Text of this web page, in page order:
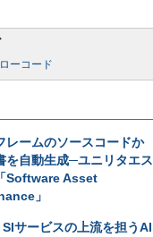
ローコード
レームのソースコードか
を自動生成─ユニリタエス
Software Asset
」
サービスの上流を担うAI